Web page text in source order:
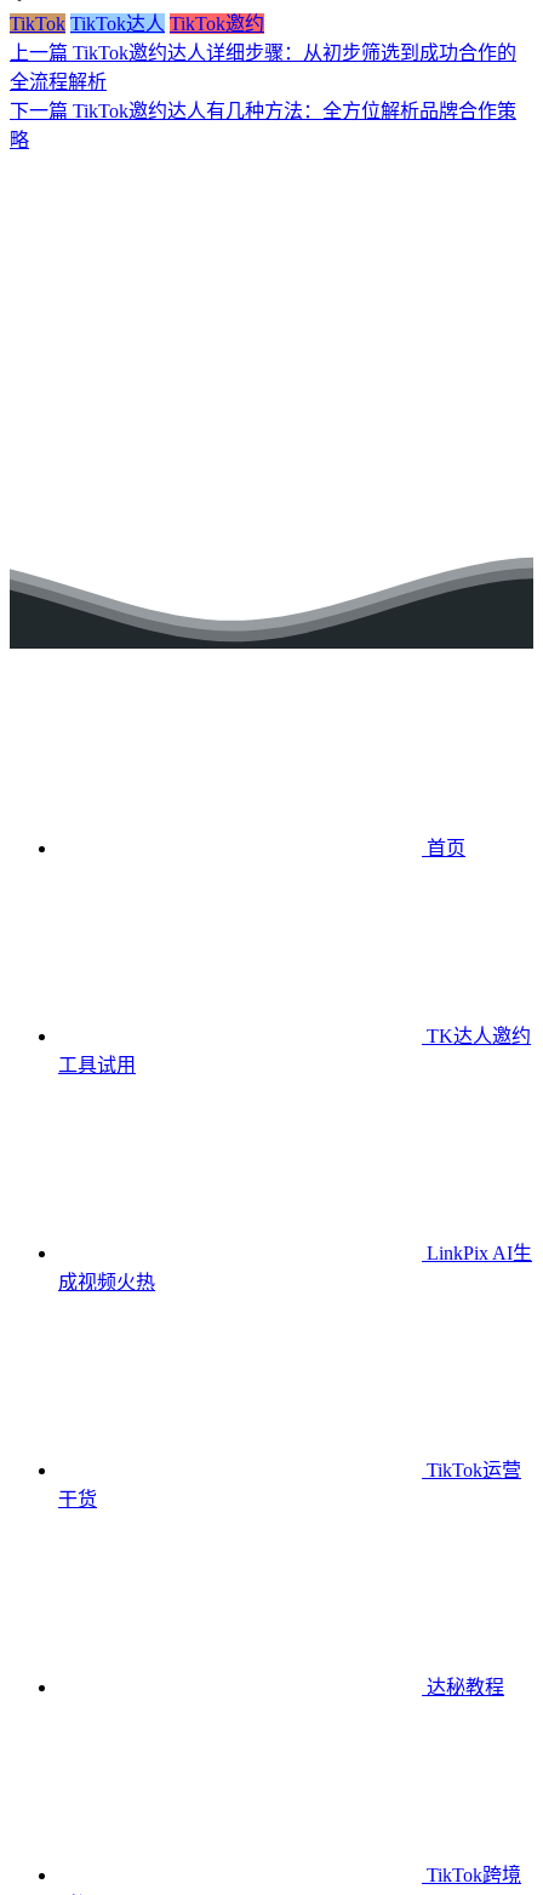
TikTok TikTok达人 TikTok邀约
上一篇 TikTok邀约达人详细步骤：从初步筛选到成功合作的
全流程解析
下一篇 TikTok邀约达人有几种方法：全方位解析品牌合作策
略
首页
TK达人邀约
工具试用
LinkPix AI生
成视频火热
TikTok运营
干货
达秘教程
TikTok跨境